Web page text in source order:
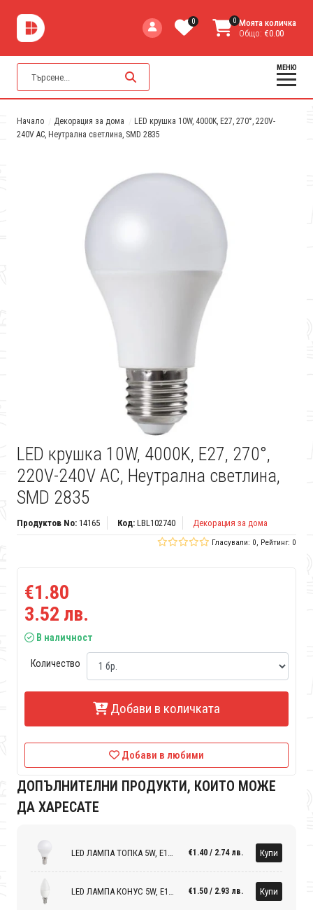
0 0 Моята количка
Общо: €0.00
МЕНЮ
Начало Декорация за дома
LED крушка 10W, 4000K, E27, 270°, 220V-
240V AC, Неутрална светлина, SMD 2835
LED крушка 10W, 4000K, E27, 270°,
220V-240V AC, Неутрална светлина,
SMD 2835
Продуктов No:14165 Код:LBL102740 Декорация за дома
Гласували: 0, Рейтинг: 0
€1.80
3.52 лв.
В наличност
Количество
Добави в количката
Добави в любими
ДОПЪЛНИТЕЛНИ ПРОДУКТИ, КОИТО МОЖЕ
ДА ХАРЕСАТЕ
€1.40 / 2.74 лв. Купи
€1.50 / 2.93 лв. Купи